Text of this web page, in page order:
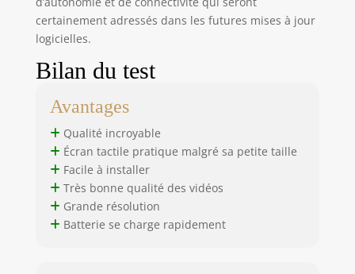
grâce à un
HyperSmooth 4.0:
une fluidité inédite
et la meilleure
moment, en toute
certainement adressés dans les futures mises à jour
logicielles.
Bilan du test
Avantages
Qualité incroyable
Écran tactile pratique malgré sa petite taille
Facile à installer
Très bonne qualité des vidéos
Grande résolution
Batterie se charge rapidement